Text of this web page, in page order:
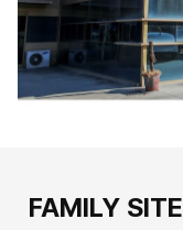
FAMILY SITE